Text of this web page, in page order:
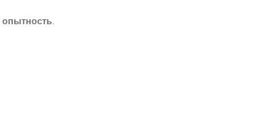
опытность.